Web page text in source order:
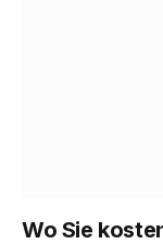
Wo Sie